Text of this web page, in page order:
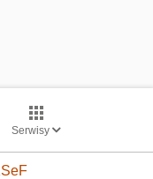
Serwisy